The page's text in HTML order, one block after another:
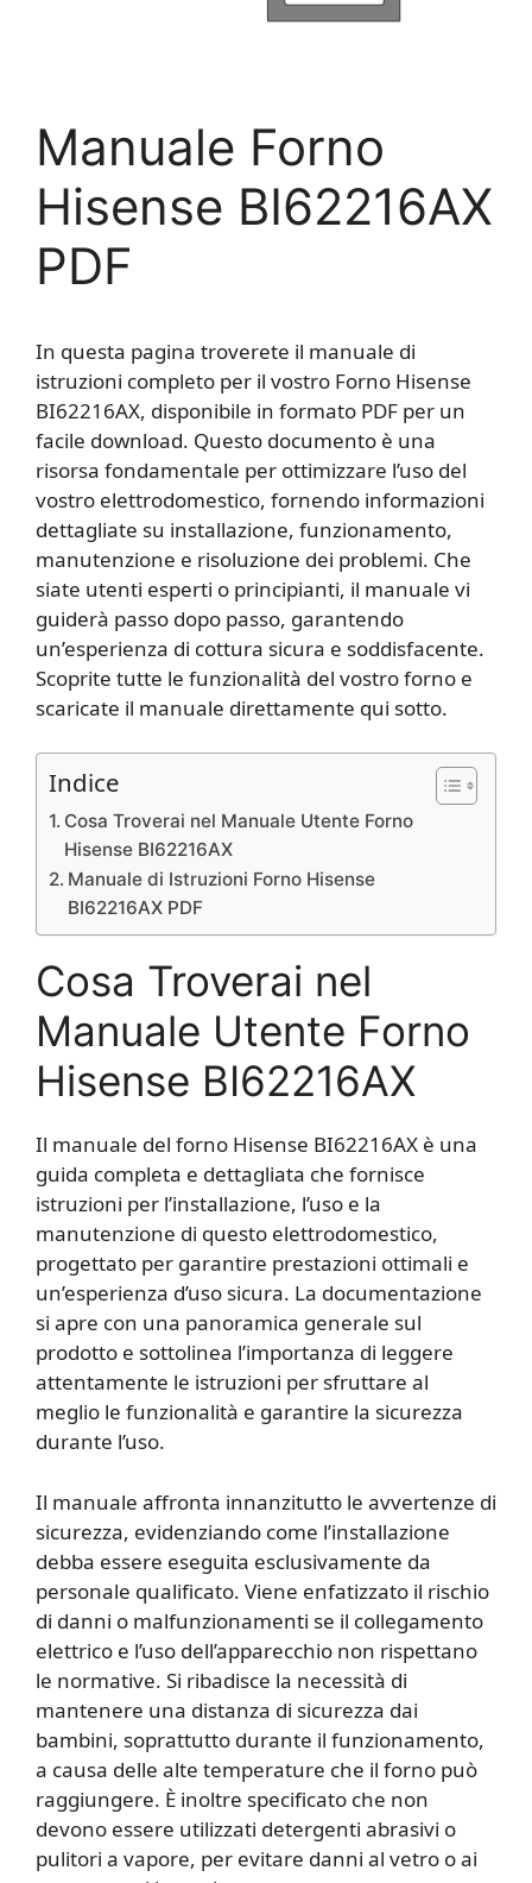
Manuale Forno
Hisense BI62216AX
PDF
In questa pagina troverete il manuale di
istruzioni completo per il vostro Forno Hisense
BI62216AX, disponibile in formato PDF per un
facile download. Questo documento è una
risorsa fondamentale per ottimizzare l’uso del
vostro elettrodomestico, fornendo informazioni
dettagliate su installazione, funzionamento,
manutenzione e risoluzione dei problemi. Che
siate utenti esperti o principianti, il manuale vi
guiderà passo dopo passo, garantendo
un’esperienza di cottura sicura e soddisfacente.
Scoprite tutte le funzionalità del vostro forno e
scaricate il manuale direttamente qui sotto.
Indice
Cosa Troverai nel Manuale Utente Forno
Hisense BI62216AX
Manuale di Istruzioni Forno Hisense
BI62216AX PDF
Cosa Troverai nel
Manuale Utente Forno
Hisense BI62216AX
Il manuale del forno Hisense BI62216AX è una
guida completa e dettagliata che fornisce
istruzioni per l’installazione, l’uso e la
manutenzione di questo elettrodomestico,
progettato per garantire prestazioni ottimali e
un’esperienza d’uso sicura. La documentazione
si apre con una panoramica generale sul
prodotto e sottolinea l’importanza di leggere
attentamente le istruzioni per sfruttare al
meglio le funzionalità e garantire la sicurezza
durante l’uso.
Il manuale affronta innanzitutto le avvertenze di
sicurezza, evidenziando come l’installazione
debba essere eseguita esclusivamente da
personale qualificato. Viene enfatizzato il rischio
di danni o malfunzionamenti se il collegamento
elettrico e l’uso dell’apparecchio non rispettano
le normative. Si ribadisce la necessità di
mantenere una distanza di sicurezza dai
bambini, soprattutto durante il funzionamento,
a causa delle alte temperature che il forno può
raggiungere. È inoltre specificato che non
devono essere utilizzati detergenti abrasivi o
pulitori a vapore, per evitare danni al vetro o ai